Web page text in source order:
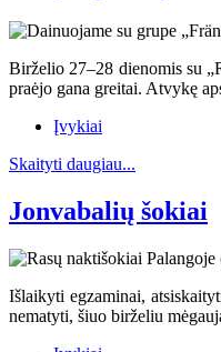
Birželio 27–28 dienomis su
praėjo gana greitai. Atvykę
Įvykiai
Skaityti daugiau...
Jonvabalių šokiai
Išlaikyti egzaminai,
nematyti, šiuo birželiu